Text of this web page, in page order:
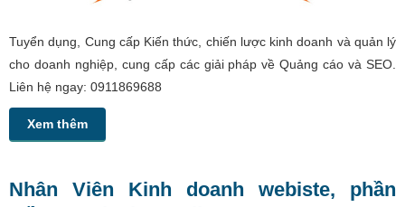
Tuyển dụng, Cung cấp Kiến thức, chiến lược kinh doanh và quản lý
cho doanh nghiệp, cung cấp các giải pháp về Quảng cáo và SEO.
Liên hệ ngay: 0911869688
Xem thêm
Nhân Viên Kinh doanh webiste, phần